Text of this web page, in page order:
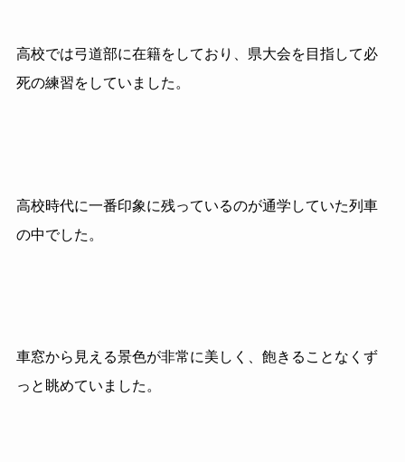
高校では弓道部に在籍をしており、県大会を目指して必
死の練習をしていました。
高校時代に一番印象に残っているのが通学していた列車
の中でした。
車窓から見える景色が非常に美しく、飽きることなくず
っと眺めていました。